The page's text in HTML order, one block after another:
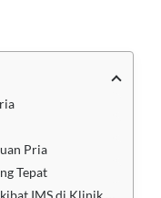
Pria
Tepat
Klinik Utama Sentosa